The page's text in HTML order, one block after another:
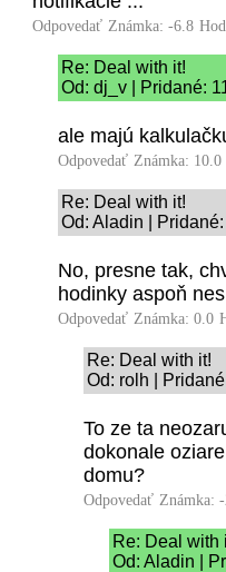
Odpovedať Známka: -6.8
Re: Deal with it!
Od: dj_v | Pridané:
ale majú
Odpovedať Známka: 10.0
Re: Deal with it!
Od: Aladin |
No, presne tak,
hodinky aspoň
Odpovedať Známka: 0.0
Re: Deal with it!
Od: rolh |
To ze ta
dokonale
domu?
Odpovedať Známka:
Re: Deal with
Od: Aladin |